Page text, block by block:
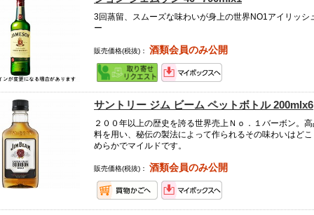
3回蒸留、スムーズな味わいが身上の世界NO1アイリッシ
ー
販売価格(税抜)： 酒類会員のみ公開
サントリー ジム ビーム ペットボトル 200mlx6
２００年以上の歴史を誇る世界売上Ｎｏ．１バーボン。
料を用い、秘伝の製法によって作られるその味わいはど
めらかでマイルドです。
販売価格(税抜)： 酒類会員のみ公開